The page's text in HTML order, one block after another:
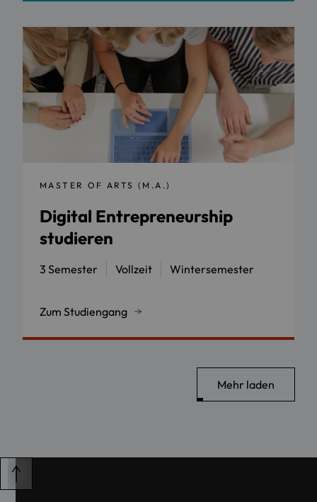
MASTER OF ARTS (M.A.)
Digital Entrepreneurship
studieren
3 Semester Vollzeit Wintersemester
Zum Studiengang
Mehr laden